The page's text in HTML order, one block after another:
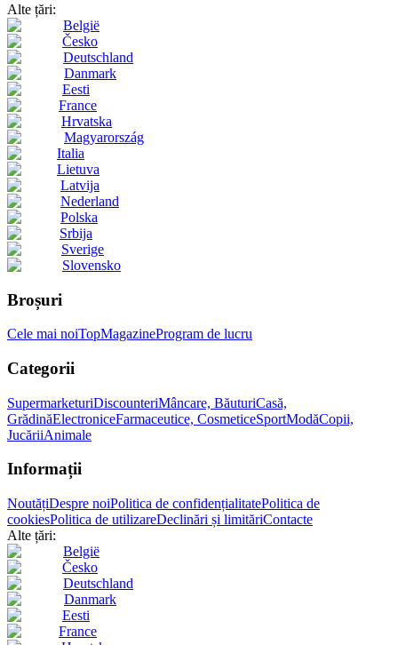
Alte țări:
België
Česko
Deutschland
Danmark
Eesti
France
Hrvatska
Magyarország
Italia
Lietuva
Latvija
Nederland
Polska
Srbija
Sverige
Slovensko
Broșuri
Cele mai noiTopMagazineProgram de lucru
Categorii
SupermarketuriDiscounteriMâncare, BăuturiCasă,
GrădinăElectroniceFarmaceutice, CosmeticeSportModăCopii,
JucăriiAnimale
Informații
NoutățiDespre noiPolitica de confidențialitatePolitica de
cookiesPolitica de utilizareDeclinări și limităriContacte
Alte țări:
België
Česko
Deutschland
Danmark
Eesti
France